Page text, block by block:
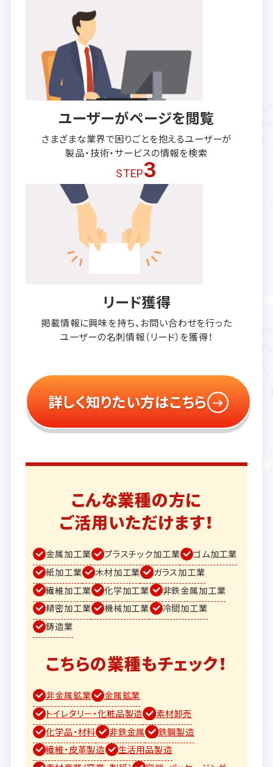
ユーザーがページを閲覧
さまざまな業界で困りごとを抱えるユーザーが
製品・技術・サービスの情報を検索
STEP3
リード獲得
掲載情報に興味を持ち、 お問い合わせを行った
ユーザーの名刺情報（リード）を獲得！
詳しく知りたい方はこちら
こんな業種の方に
ご活用いただけます！
金属加工業 プラスチック加工業
ゴム加工業
紙加工業
木材加工業
ガラス加工業
繊維加工業
化学加工業
非鉄金属加工業
精密加工業
機械加工業
冷間加工業
鋳造業
こちらの業種もチェック！
非金属鉱業
金属鉱業
トイレタリー・化粧品製造
素材卸売
化学品・材料
非鉄金属
鉄鋼製造
繊維・皮革製造
生活用品製造